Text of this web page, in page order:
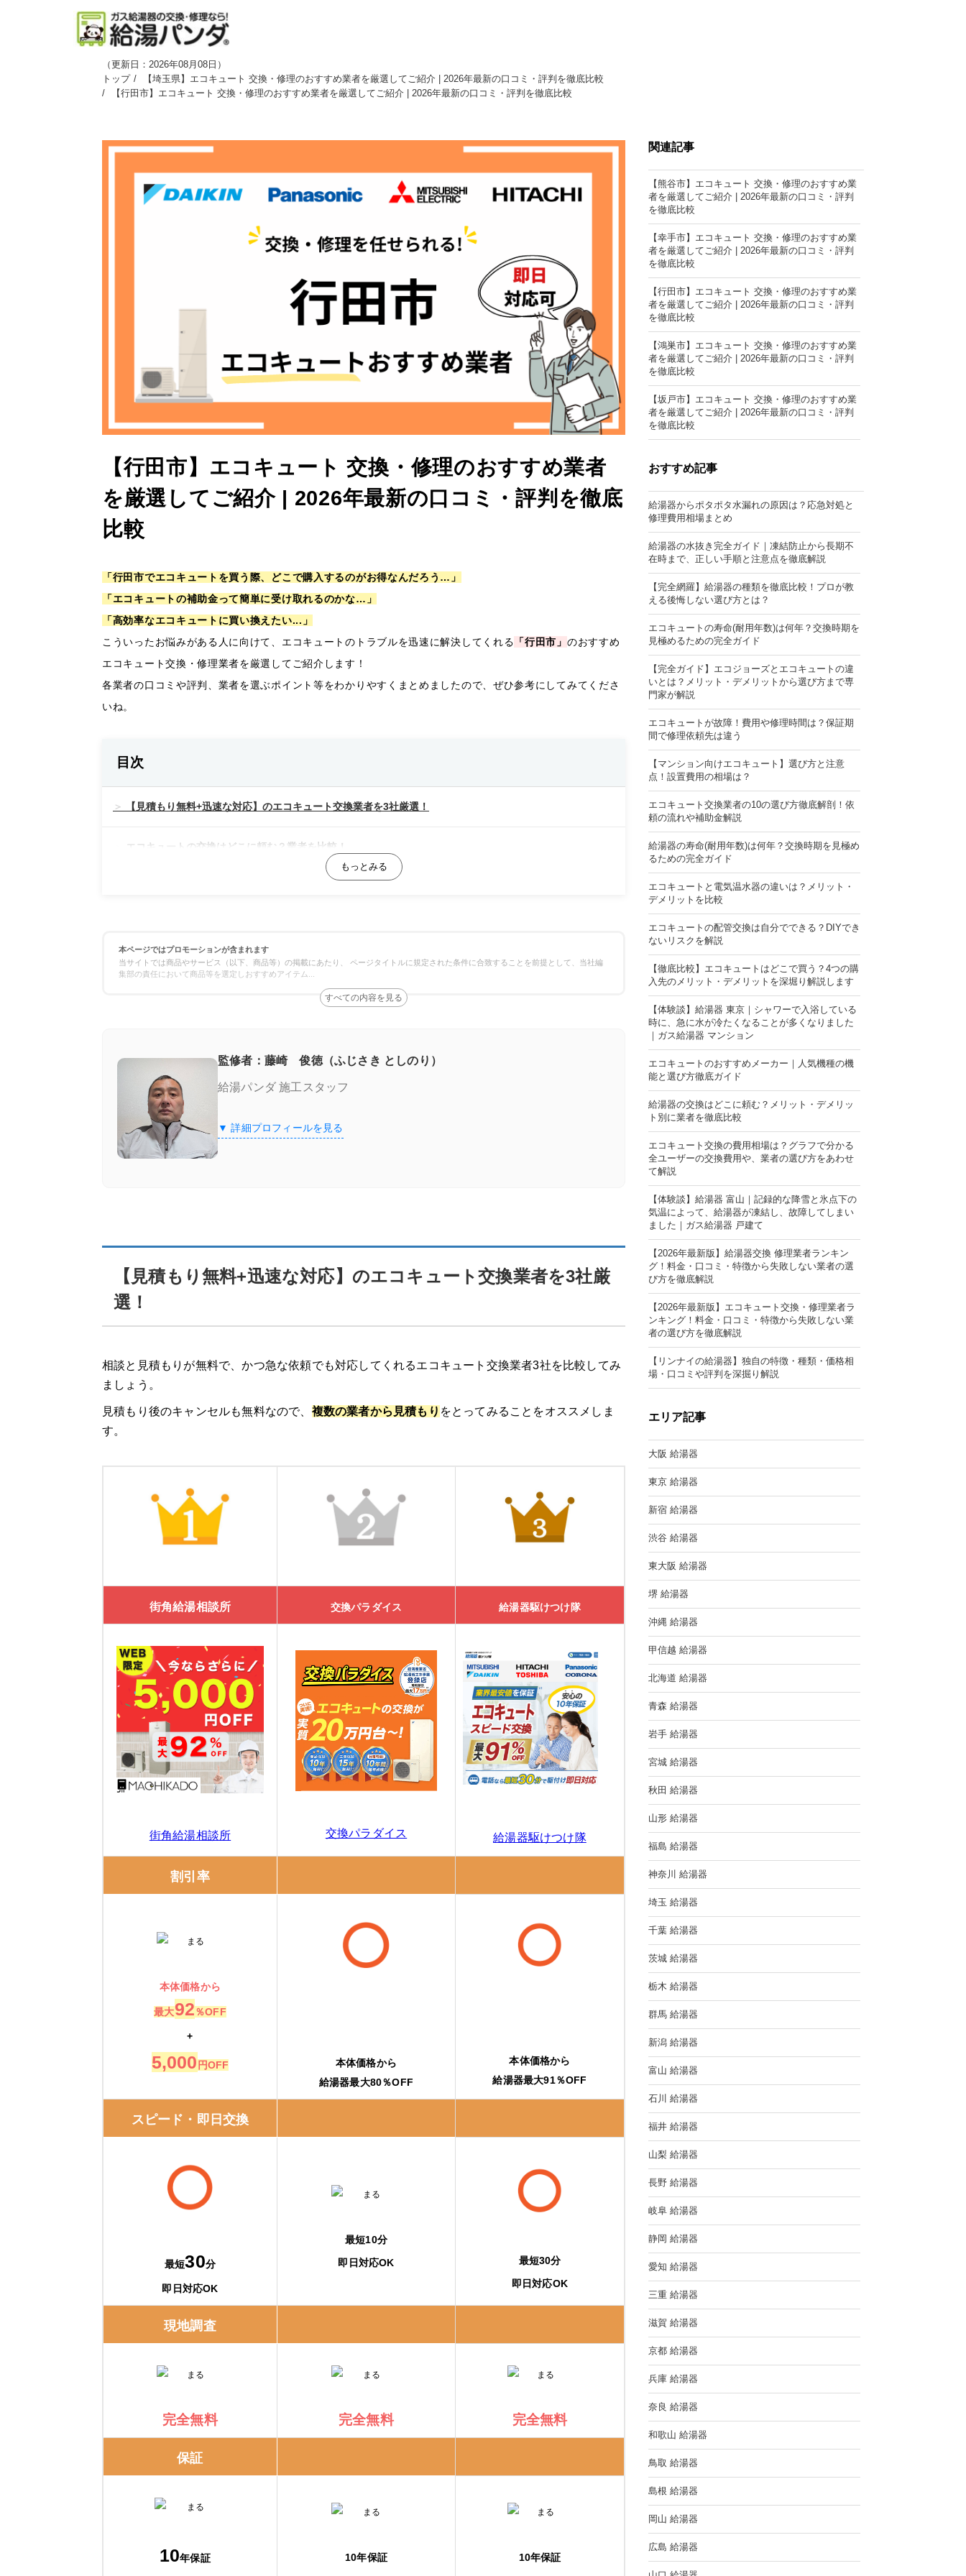
（更新日：2026年08月08日 ）
トップ
【埼玉県】エコキュート 交換・修理のおすすめ業者を厳選してご紹介 | 2026年最新の口コミ・評判を徹底比較
【行田市】エコキュート 交換・修理のおすすめ業者を厳選してご紹介 | 2026年最新の口コミ・評判を徹底比較
【行田市】エコキュート 交換・修理のおすすめ業者
を厳選してご紹介 | 2026年最新の口コミ・評判を徹底
比較
「行田市でエコキュートを買う際、どこで購入するのがお得なんだろう…」
「エコキュートの補助金って簡単に受け取れるのかな…」
「高効率なエコキュートに買い換えたい...」
こういったお悩みがある人に向けて、エコキュートのトラブルを迅速に解決してくれる 「行田市」 のおすすめ
エコキュート交換・修理業者を厳選してご紹介します！
各業者の口コミや評判、業者を選ぶポイント等をわかりやすくまとめましたので、ぜひ参考にしてみてくださ
いね。
目次
【見積もり無料+迅速な対応】のエコキュート交換業者を3社厳選！
エコキュートの交換はどこに頼む？業者を比較！
保証の比較
エコキュート専門業者の選び方！ここをチェック
良心価格＆追加費用なし
認定資格の有無
街角給湯相談所の特徴
料金例
街角給湯相談所の口コミ
このページ限定！街角給湯相談所の割引キャンペーン実施中
交換パラダイス
交換パラダイスの口コミ
給湯器駆けつけ隊 ミズテック
給湯器駆けつけ隊 ミズテックの口コミ
エコ救 from おうちのアラート
「エコ救 from おうちのアラート」の特徴
「エコ救 from おうちのアラート」の口コミ
11/30までのスペシャルセール！10,000円割引を実施中
きゅっとの口コミ
湯ドクター
湯ドクターの口コミ
大問屋
大問屋の口コミ
交換できるくん
交換できるくんの口コミ
ガスペック
ガスペックの特徴
ガスペックの口コミ
エコキュート交換の窓口
エコキュート交換の窓口の特徴
エコキュート交換の窓口の口コミ
本ページではプロモーションが含まれます
当サイトでは商品やサービス（以下、商品等）の掲載にあたり、 ページタイトルに規定された条件に合致することを前提として、当社編
集部の責任において商品等を選定しおすすめアイテム
監修者：藤崎 俊徳（ふじさき としのり）
給湯パンダ 施工スタッフ
▼ 詳細プロフィールを見る
【見積もり無料+迅速な対応】のエコキュート交換業者を3社厳
選！
相談と見積もりが無料で、かつ急な依頼でも対応してくれるエコキュート交換業者3社を比較してみ
ましょう。
見積もり後のキャンセルも無料なので、 複数の業者から見積もり をとってみることをオススメしま
す。
街角給湯相談所 交換パラダイス 給湯器駆けつけ隊
街角給湯相談所 交換パラダイス 給湯器駆けつけ隊
割引率
本体価格から
最大92％OFF
+
5,000円OFF
本体価格から
給湯器最大80％OFF
本体価格から
給湯器最大91％OFF
スピード・即日交換
最短30分
即日対応OK
最短10分
即日対応OK
最短30分
即日対応OK
現地調査
完全無料 完全無料 完全無料
保証
10年保証 10年保証 10年保証
関連記事
【熊谷市】エコキュート 交換・修理のおすすめ業
者を厳選してご紹介 | 2026年最新の口コミ・評判
を徹底比較
【幸手市】エコキュート 交換・修理のおすすめ業
者を厳選してご紹介 | 2026年最新の口コミ・評判
を徹底比較
【行田市】エコキュート 交換・修理のおすすめ業
者を厳選してご紹介 | 2026年最新の口コミ・評判
を徹底比較
【鴻巣市】エコキュート 交換・修理のおすすめ業
者を厳選してご紹介 | 2026年最新の口コミ・評判
を徹底比較
【坂戸市】エコキュート 交換・修理のおすすめ業
者を厳選してご紹介 | 2026年最新の口コミ・評判
を徹底比較
おすすめ記事
給湯器からポタポタ水漏れの原因は？応急対処と
修理費用相場まとめ
給湯器の水抜き完全ガイド｜凍結防止から長期不
在時まで、正しい手順と注意点を徹底解説
【完全網羅】給湯器の種類を徹底比較！プロが教
える後悔しない選び方とは？
エコキュートの寿命(耐用年数)は何年？交換時期を
見極めるための完全ガイド
【完全ガイド】エコジョーズとエコキュートの違
いとは？メリット・デメリットから選び方まで専
門家が解説
エコキュートが故障！費用や修理時間は？保証期
間で修理依頼先は違う
【マンション向けエコキュート】選び方と注意
点！設置費用の相場は？
エコキュート交換業者の10の選び方徹底解剖！依
頼の流れや補助金解説
給湯器の寿命(耐用年数)は何年？交換時期を見極め
るための完全ガイド
エコキュートと電気温水器の違いは？メリット・
デメリットを比較
エコキュートの配管交換は自分でできる？DIYでき
ないリスクを解説
【徹底比較】エコキュートはどこで買う？4つの購
入先のメリット・デメリットを深堀り解説します
【体験談】給湯器 東京｜シャワーで入浴している
時に、急に水が冷たくなることが多くなりました
｜ガス給湯器 マンション
エコキュートのおすすめメーカー｜人気機種の機
能と選び方徹底ガイド
給湯器の交換はどこに頼む？メリット・デメリッ
ト別に業者を徹底比較
エコキュート交換の費用相場は？グラフで分かる
全ユーザーの交換費用や、業者の選び方をあわせ
て解説
【体験談】給湯器 富山｜記録的な降雪と氷点下の
気温によって、給湯器が凍結し、故障してしまい
ました｜ガス給湯器 戸建て
【2026年最新版】給湯器交換 修理業者ランキン
グ！料金・口コミ・特徴から失敗しない業者の選
び方を徹底解説
【2026年最新版】エコキュート交換・修理業者ラ
ンキング！料金・口コミ・特徴から失敗しない業
者の選び方を徹底解説
【リンナイの給湯器】独自の特徴・種類・価格相
場・口コミや評判を深掘り解説
エリア記事
大阪 給湯器
東京 給湯器
新宿 給湯器
渋谷 給湯器
東大阪 給湯器
堺 給湯器
沖縄 給湯器
甲信越 給湯器
北海道 給湯器
青森 給湯器
岩手 給湯器
宮城 給湯器
秋田 給湯器
山形 給湯器
福島 給湯器
神奈川 給湯器
埼玉 給湯器
千葉 給湯器
茨城 給湯器
栃木 給湯器
群馬 給湯器
新潟 給湯器
富山 給湯器
石川 給湯器
福井 給湯器
山梨 給湯器
長野 給湯器
岐阜 給湯器
静岡 給湯器
愛知 給湯器
三重 給湯器
滋賀 給湯器
京都 給湯器
兵庫 給湯器
奈良 給湯器
和歌山 給湯器
鳥取 給湯器
島根 給湯器
岡山 給湯器
広島 給湯器